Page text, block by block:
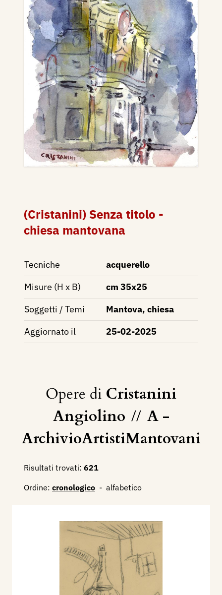
(Cristanini) Senza titolo -
chiesa mantovana
Tecniche
acquerello
Misure (H x B)
cm 35x25
Soggetti / Temi
Mantova, chiesa
Aggiornato il
25-02-2025
Opere di Cristanini
Angiolino // A -
ArchivioArtistiMantovani
Risultati trovati: 621
Ordine: cronologico - alfabetico